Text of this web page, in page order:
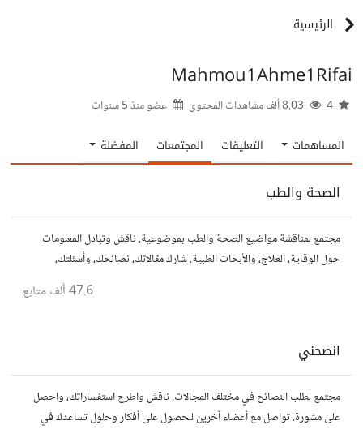
الرئيسية
Mahmou1Ahme1Rifai
عضو منذ5 سنوات
المساهمات التعليقات المجتمعات المفضلة
الصحة والطب
مجتمع لمناقشة مواضيع الصحة والطب بموضوعية. ناقش وتبادل المعلومات
حول الوقاية، العلاج، والأبحاث الطبية. شارك مقالاتك، نصائحك، وأسئلتك،
47.6 ألف متابع
انصحني
مجتمع لطلب النصائح في مختلف المجالات. ناقش واطرح استفساراتك، واحصل
على مشورة. تواصل مع أعضاء آخرين للحصول على أفكار وحلول تساعدك في